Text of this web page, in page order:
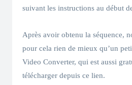
suivant les instructions au début
Après avoir obtenu la séquence,
pour cela rien de mieux qu’un
Video Converter, qui est aussi
télécharger depuis ce lien.